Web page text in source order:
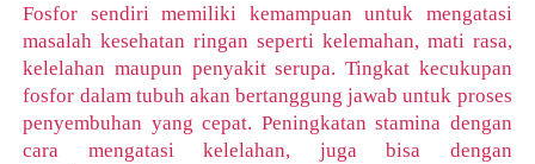
Fosfor sendiri memiliki kemampuan untuk mengatasi
masalah kesehatan ringan seperti kelemahan, mati rasa,
kelelahan maupun penyakit serupa. Tingkat kecukupan
fosfor dalam tubuh akan bertanggung jawab untuk proses
penyembuhan yang cepat. Peningkatan stamina dengan
cara mengatasi kelelahan, juga bisa dengan